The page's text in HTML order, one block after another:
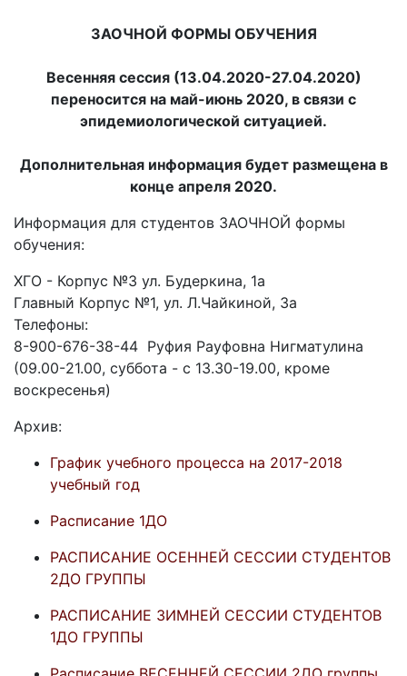
ЗАОЧНОЙ ФОРМЫ ОБУЧЕНИЯ
Весенняя сессия (13.04.2020-27.04.2020)
переносится на май-июнь 2020, в связи с
эпидемиологической ситуацией.
Дополнительная информация будет размещена в
конце апреля 2020.
Информация для студентов ЗАОЧНОЙ формы
обучения:
ХГО - Корпус №3 ул. Будеркина, 1а
Главный Корпус №1, ул. Л.Чайкиной, 3а
Телефоны:
8-900-676-38-44 Руфия Рауфовна Нигматулина
(09.00-21.00, суббота - с 13.30-19.00, кроме
воскресенья)
Архив:
График учебного процесса на 2017-2018
учебный год
Расписание 1ДО
РАСПИСАНИЕ ОСЕННЕЙ СЕССИИ СТУДЕНТОВ
2ДО ГРУППЫ
РАСПИСАНИЕ ЗИМНЕЙ СЕССИИ СТУДЕНТОВ
1ДО ГРУППЫ